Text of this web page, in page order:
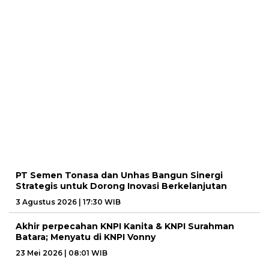
PT Semen Tonasa dan Unhas Bangun Sinergi
Strategis untuk Dorong Inovasi Berkelanjutan
3 Agustus 2026 | 17:30 WIB
Akhir perpecahan KNPI Kanita & KNPI Surahman
Batara; Menyatu di KNPI Vonny
23 Mei 2026 | 08:01 WIB